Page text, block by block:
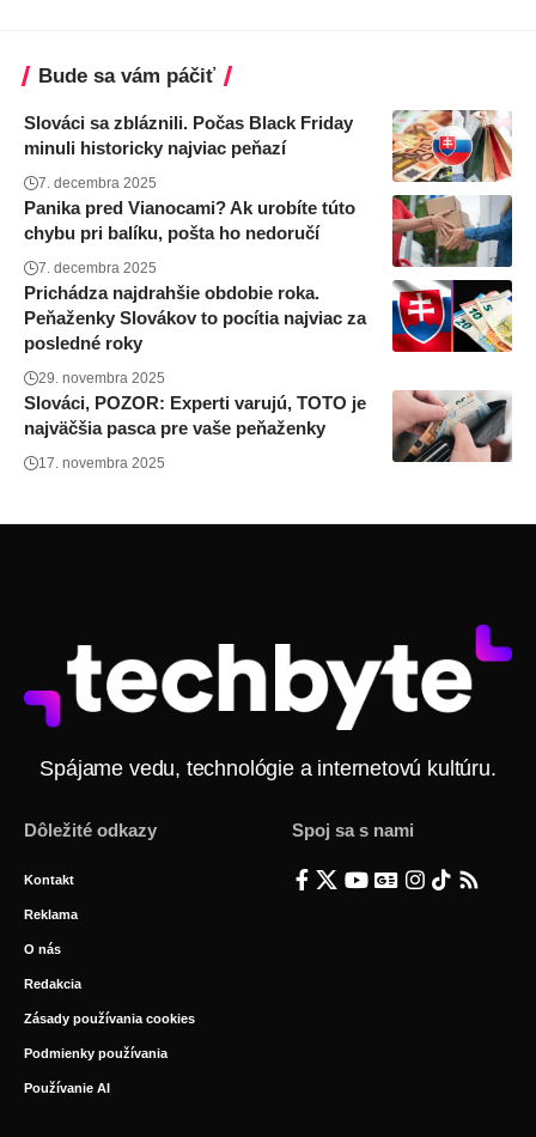
Bude sa vám páčiť
Slováci sa zbláznili. Počas Black Friday
minuli historicky najviac peňazí
7. decembra 2025
Panika pred Vianocami? Ak urobíte túto
chybu pri balíku, pošta ho nedoručí
7. decembra 2025
Prichádza najdrahšie obdobie roka.
Peňaženky Slovákov to pocítia najviac za
posledné roky
29. novembra 2025
Slováci, POZOR: Experti varujú, TOTO je
najväčšia pasca pre vaše peňaženky
17. novembra 2025
Spájame vedu, technológie a internetovú kultúru.
Dôležité odkazy
Kontakt
Reklama
O nás
Redakcia
Zásady používania cookies
Podmienky používania
Používanie AI
Spoj sa s nami